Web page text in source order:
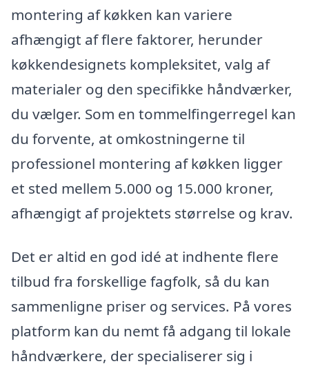
montering af køkken kan variere
afhængigt af flere faktorer, herunder
køkkendesignets kompleksitet, valg af
materialer og den specifikke håndværker,
du vælger. Som en tommelfingerregel kan
du forvente, at omkostningerne til
professionel montering af køkken ligger
et sted mellem 5.000 og 15.000 kroner,
afhængigt af projektets størrelse og krav.
Det er altid en god idé at indhente flere
tilbud fra forskellige fagfolk, så du kan
sammenligne priser og services. På vores
platform kan du nemt få adgang til lokale
håndværkere, der specialiserer sig i